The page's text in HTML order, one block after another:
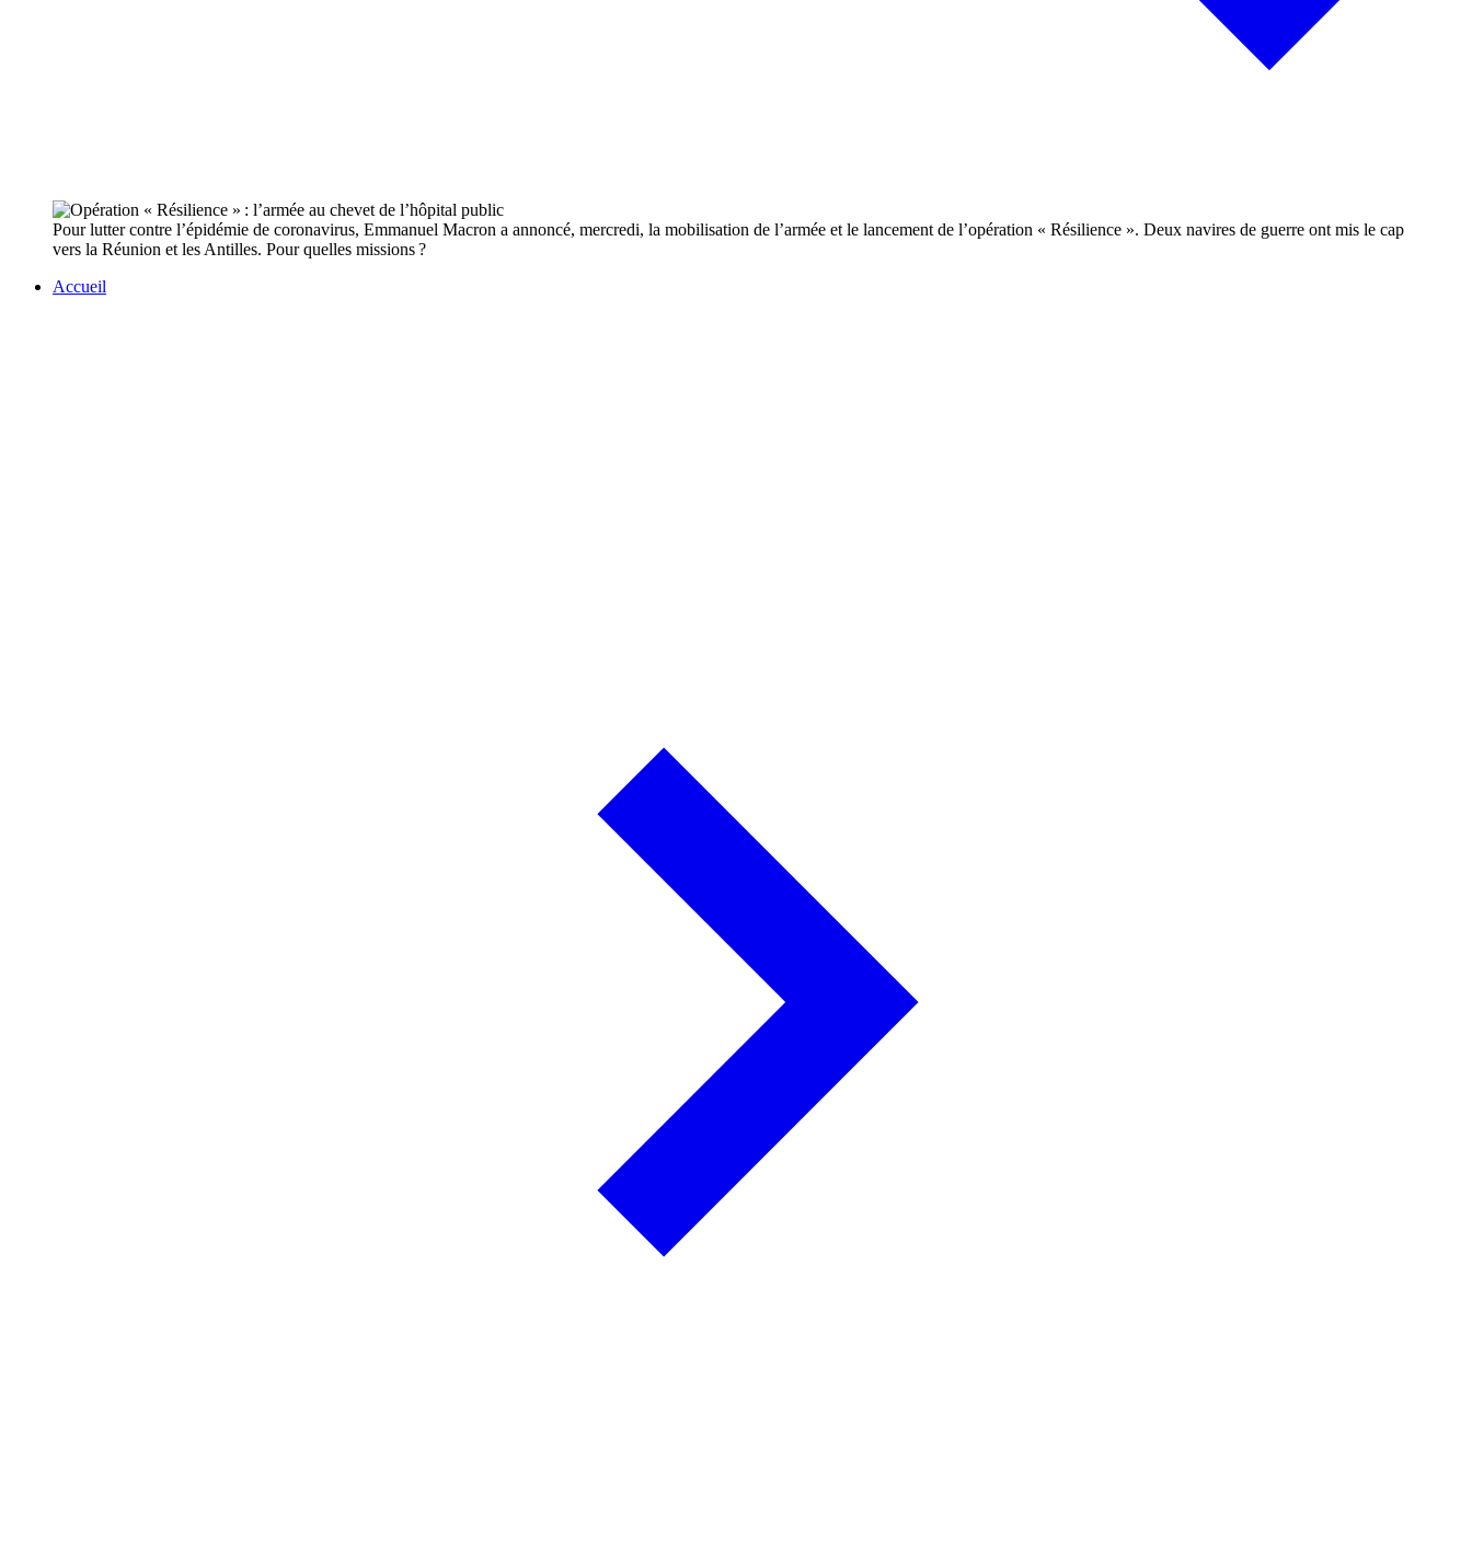
Pour lutter contre l’épidémie de coronavirus, Emmanuel Macron a annoncé, mercredi, la mobilisation de l’armée et le lancement de l’opération « Résilience ». Deux navires de guerre ont mis le cap
vers la Réunion et les Antilles. Pour quelles missions ?
Accueil